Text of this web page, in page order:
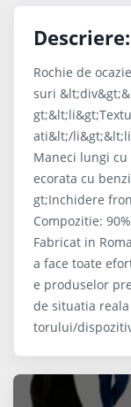
Descriere:
Rochie de
suri
ati&lt;/
Maneci lungi
ecorata cu
gt;Inchidere
Compozitie:
Fabricat in
a face toate
e produselor
de situatia
torului/